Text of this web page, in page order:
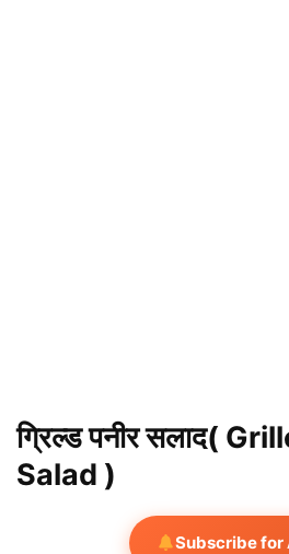
ग्रिल्ड पनीर सलाद(
Salad )
Subscribe for